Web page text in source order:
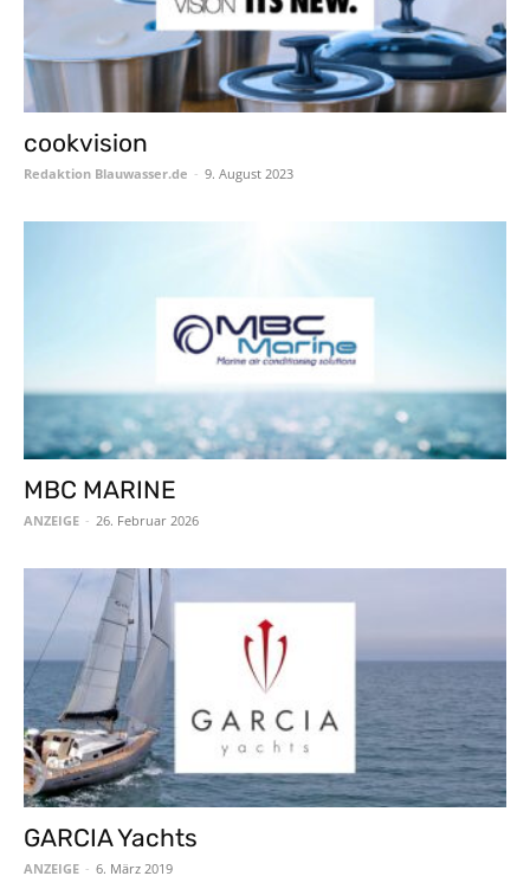
cookvision
Redaktion Blauwasser.de - 9. August 2023
MBC MARINE
ANZEIGE - 26. Februar 2026
GARCIA Yachts
ANZEIGE - 6. März 2019